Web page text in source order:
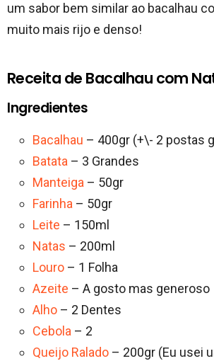
um sabor bem similar ao bacalhau
muito mais rijo e denso!
Receita de Bacalhau com
Ingredientes
Bacalhau – 400gr (+\- 2 postas
Batata – 3 Grandes
Manteiga – 50gr
Farinha – 50gr
Leite – 150ml
Natas – 200ml
Louro – 1 Folha
Azeite – A gosto mas generoso
Alho – 2 Dentes
Cebola – 2
Queijo Ralado – 200gr (Eu usei